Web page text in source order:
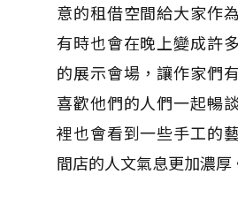
意的租借空間給大家作
有時也會在晚上變成許
的展示會場，讓作家們
喜歡他們的人們一起暢
裡也會看到一些手工的
間店的人文氣息更加濃厚